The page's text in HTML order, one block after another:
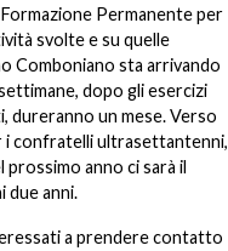
Permanente per
svolte e su quelle
Comboniano sta arrivando
dopo gli esercizi
dureranno un mese. Verso
i confratelli ultrasettantenni,
prossimo anno ci sarà il
due anni.
a prendere contatto